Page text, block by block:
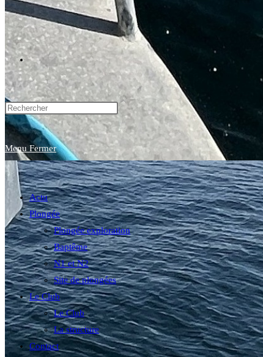
Toggle
website
search
Menu Fermer
Actu
Plongée
Plongée exploration
Baptême
N1 et N2
Site de plongées
Le Club
Le Club
La structure
Contact